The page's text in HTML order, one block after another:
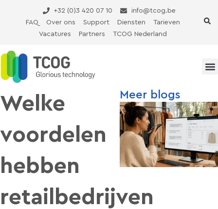
+32 (0)3 420 07 10
info@tcog.be
FAQ
Over ons Support Diensten
Tarieven
Vacatures
Partners TCOG Nederland
Welke
voordelen
hebben
retailbedrijven
Meer blogs